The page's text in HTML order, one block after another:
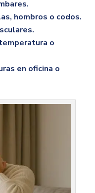
hombros o codos.
o
en oficina o